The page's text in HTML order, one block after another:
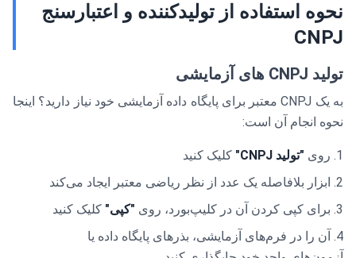
نحوه استفاده از تولیدکننده و اعتبارسنج
CNPJ
تولید CNPJ های آزمایشی
به یک CNPJ معتبر برای پایگاه داده آزمایشی خود نیاز دارید؟ اینجا
نحوه انجام آن است:
روی "تولید CNPJ"
کلیک کنید
ابزار بلافاصله یک عدد از نظر ریاضی معتبر ایجاد می‌کند
برای کپی کردن آن در کلیپ‌بورد، روی "کپی" کلیک کنید
آن را در فرم‌های آزمایشی، بذرهای پایگاه داده یا